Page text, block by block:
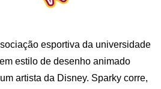
esportiva da universidade
estilo de desenho animado
artista da Disney. Sparky corre,